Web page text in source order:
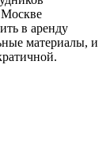
в аренду
материалы, и